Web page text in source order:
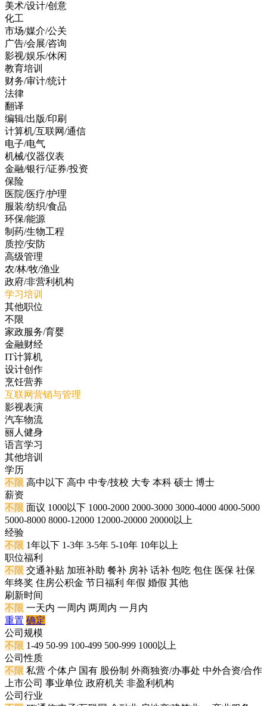
美术/设计/创意
化工
市场/媒介/公关
广告/会展/咨询
影视/娱乐/休闲
教育培训
财务/审计/统计
法律
翻译
编辑/出版/印刷
计算机/互联网/通信
电子/电气
机械/仪器仪表
金融/银行/证券/投资
保险
医院/医疗/护理
服装/纺织/食品
环保/能源
制药/生物工程
质控/安防
高级管理
农/林/牧/渔业
政府/非营利机构
学习培训
其他职位
不限
家政服务/育婴
金融财经
IT计算机
设计创作
烹饪营养
互联网营销与管理
影视表演
汽车物流
丽人健身
语言学习
其他培训
学历
不限 高中以下 高中 中专/技校 大专 本科 硕士 博士
薪资
不限 面议 1000以下 1000-2000 2000-3000 3000-4000 4000-5000
5000-8000 8000-12000 12000-20000 20000以上
经验
不限 1年以下 1-3年 3-5年 5-10年 10年以上
职位福利
不限 交通补贴 加班补助 餐补 房补 话补 包吃 包住 医保 社保
年终奖 住房公积金 节日福利 年假 婚假 其他
刷新时间
不限 一天内 一周内 两周内 一月内
重置 确定
公司规模
不限 1-49 50-99 100-499 500-999 1000以上
公司性质
不限 私营 个体户 国有 股份制 外商独资/办事处 中外合资/合作
上市公司 事业单位 政府机关 非盈利机构
公司行业